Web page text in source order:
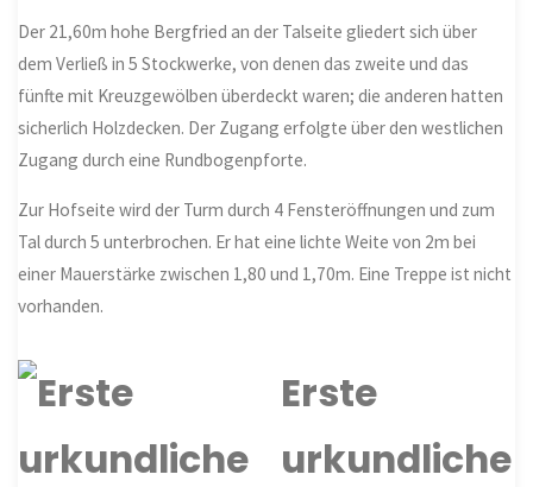
Der 21,60m hohe Bergfried an der Talseite gliedert sich über
dem Verließ in 5 Stockwerke, von denen das zweite und das
fünfte mit Kreuzgewölben überdeckt waren; die anderen hatten
sicherlich Holzdecken. Der Zugang erfolgte über den westlichen
Zugang durch eine Rundbogenpforte.
Zur Hofseite wird der Turm durch 4 Fensteröffnungen und zum
Tal durch 5 unterbrochen. Er hat eine lichte Weite von 2m bei
einer Mauerstärke zwischen 1,80 und 1,70m. Eine Treppe ist nicht
vorhanden.
Erste
urkundliche